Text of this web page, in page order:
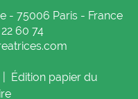
- 75006 Paris - France
22 60 74
Édition papier du